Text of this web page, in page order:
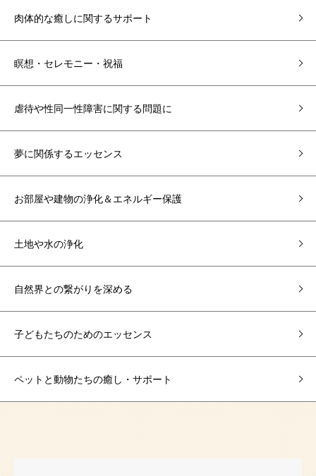
肉体的な癒しに関するサポート
瞑想・セレモニー・祝福
虐待や性同一性障害に関する問題に
夢に関係するエッセンス
お部屋や建物の浄化＆エネルギー保護
土地や水の浄化
自然界との繋がりを深める
子どもたちのためのエッセンス
ペットと動物たちの癒し・サポート